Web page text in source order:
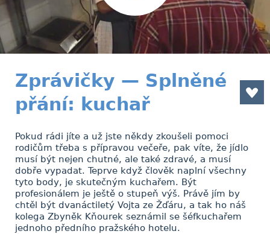
Zprávičky — Splněné
přání: kuchař
Pokud rádi jíte a už jste někdy zkoušeli pomoci
rodičům třeba s přípravou večeře, pak víte, že jídlo
musí být nejen chutné, ale také zdravé, a musí
dobře vypadat. Teprve když člověk naplní všechny
tyto body, je skutečným kuchařem. Být
profesionálem je ještě o stupeň výš. Právě jím by
chtěl být dvanáctiletý Vojta ze Žďáru, a tak ho náš
kolega Zbyněk Kňourek seznámil se šéfkuchařem
jednoho předního pražského hotelu.